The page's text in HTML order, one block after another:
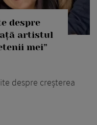
despre
artistul
mei”
despre creșterea